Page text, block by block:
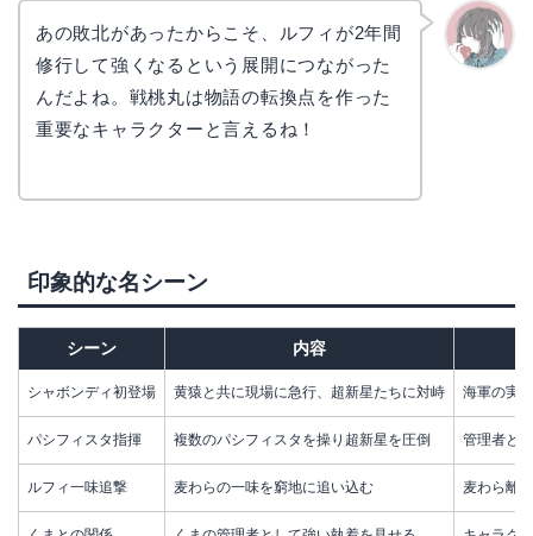
あの敗北があったからこそ、ルフィが2年間
修行して強くなるという展開につながった
んだよね。戦桃丸は物語の転換点を作った
重要なキャラクターと言えるね！
印象的な名シーン
シーン 内容
シャボンディ初登場 黄猿と共に現場に急行、超新星たちに対峙 海軍の実
パシフィスタ指揮 複数のパシフィスタを操り超新星を圧倒 管理者と
ルフィ一味追撃 麦わらの一味を窮地に追い込む 麦わら離